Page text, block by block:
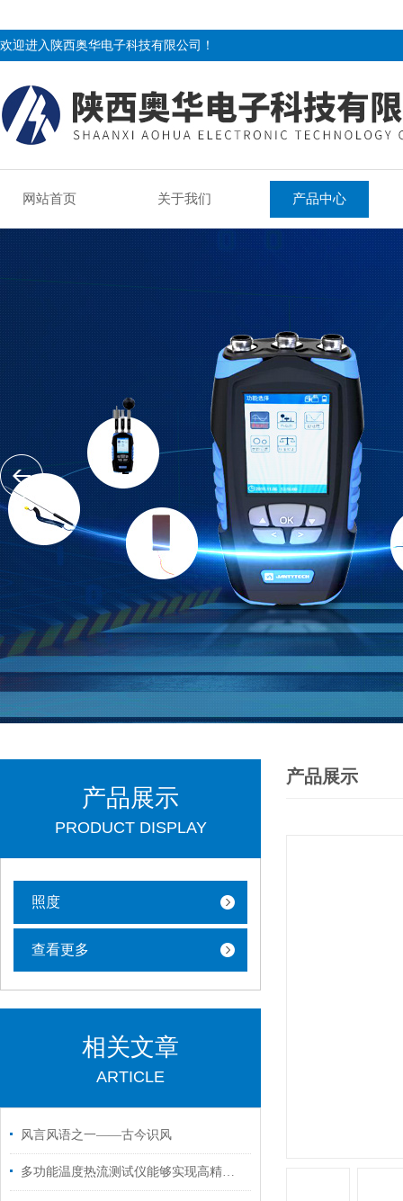
欢迎进入陕西奥华电子科技有限公司！
网站首页 关于我们 产品中心
产品展示
PRODUCT DISPLAY
照度
查看更多
相关文章
ARTICLE
风言风语之一——古今识风
多功能温度热流测试仪能够实现高精度的温度和热流测量
产品展示